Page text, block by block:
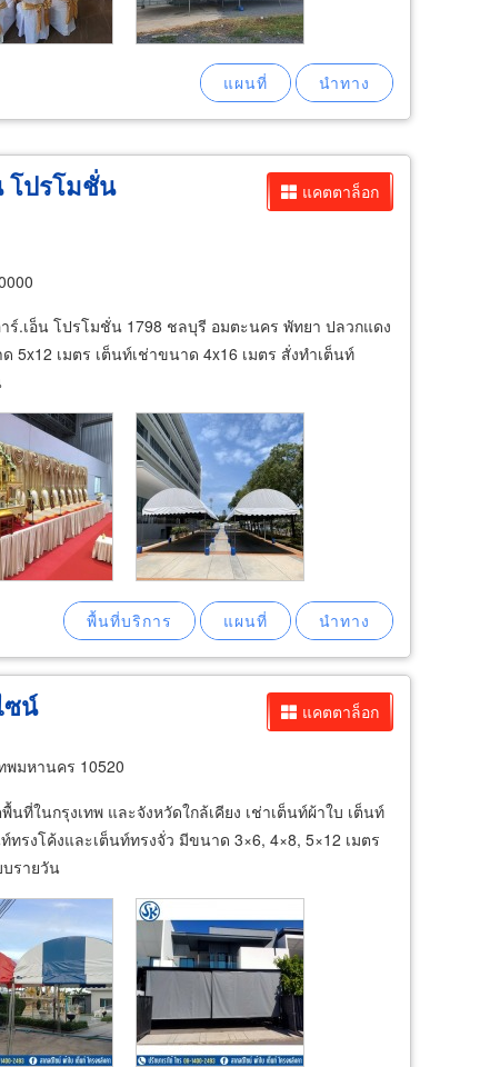
แคตตาล็อก
โปรโมชั่น
.เอ็น โปรโมชั่น 1798 ชลบุรี อมตะนคร พัทยา ปลวกแดง
5x12 เมตร เต็นท์เช่าขนาด 4x16 เมตร สั่งทำเต็นท์
แคตตาล็อก
ซน์
พมหานคร 10520
ที่ในกรุงเทพ และจังหวัดใกล้เคียง เช่าเต็นท์ผ้าใบ เต็นท์
รงโค้งและเต็นท์ทรงจั่ว มีขนาด 3×6, 4×8, 5×12 เมตร
บรายวัน